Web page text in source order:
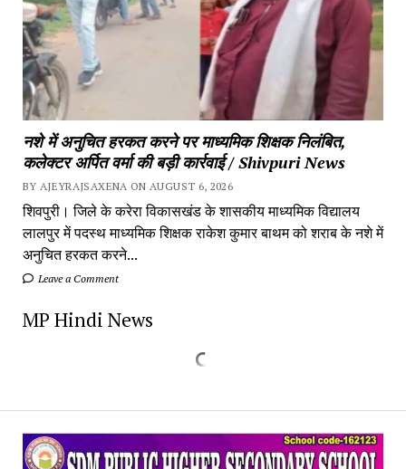
नशे में अनुचित हरकत करने पर माध्यमिक शिक्षक निलंबित,
कलेक्टर अर्पित वर्मा की बड़ी कार्रवाई / Shivpuri News
BY AJEYRAJSAXENA ON AUGUST 6, 2026
शिवपुरी। जिले के करेरा विकासखंड के शासकीय माध्यमिक विद्यालय
लालपुर में पदस्थ माध्यमिक शिक्षक राकेश कुमार बाथम को शराब के नशे में
अनुचित हरकत करने...
Leave a Comment
MP Hindi News